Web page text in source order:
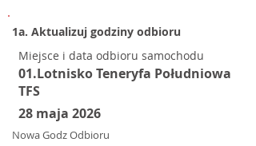
1a. Aktualizuj godziny odbioru
Miejsce i data odbioru samochodu
01.Lotnisko Teneryfa Południowa
TFS
28 maja 2026
Nowa Godz Odbioru